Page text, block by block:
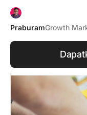
PraburamGrowth